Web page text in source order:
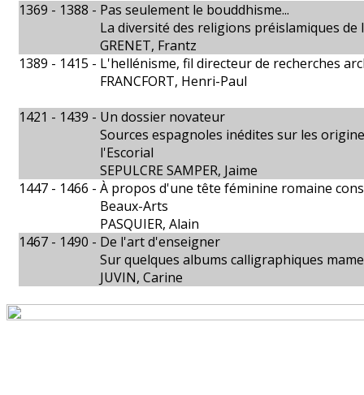
1369 - 1388 - Pas seulement le bouddhisme...
La diversité des religions préislamiques
GRENET, Frantz
1389 - 1415 - L'hellénisme, fil directeur de recherches
FRANCFORT, Henri-Paul
1421 - 1439 - Un dossier novateur
Sources espagnoles inédites sur les
l'Escorial
SEPULCRE SAMPER, Jaime
1447 - 1466 - À propos d'une tête féminine romaine
Beaux-Arts
PASQUIER, Alain
1467 - 1490 - De l'art d'enseigner
Sur quelques albums calligraphiques
JUVIN, Carine